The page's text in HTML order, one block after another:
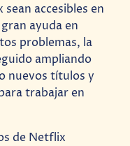
accesibles en
ayuda en
problemas, la
ampliando
nuevos títulos y
trabajar en
de Netflix